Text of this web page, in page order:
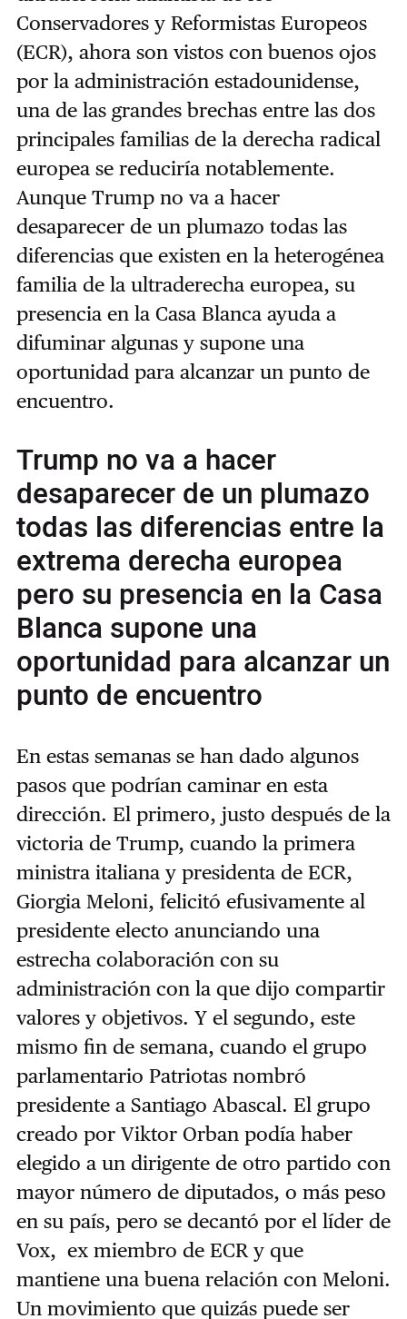
Conservadores y Reformistas Europeos
(ECR), ahora son vistos con buenos ojos
por la administración estadounidense,
una de las grandes brechas entre las dos
principales familias de la derecha radical
europea se reduciría notablemente.
Aunque Trump no va a hacer
desaparecer de un plumazo todas las
diferencias que existen en la heterogénea
familia de la ultraderecha europea, su
presencia en la Casa Blanca ayuda a
difuminar algunas y supone una
oportunidad para alcanzar un punto de
encuentro.
Trump no va a hacer
desaparecer de un plumazo
todas las diferencias entre la
extrema derecha europea
pero su presencia en la Casa
Blanca supone una
oportunidad para alcanzar un
punto de encuentro
En estas semanas se han dado algunos
pasos que podrían caminar en esta
dirección. El primero, justo después de la
victoria de Trump, cuando la primera
ministra italiana y presidenta de ECR,
Giorgia Meloni, felicitó efusivamente al
presidente electo anunciando una
estrecha colaboración con su
administración con la que dijo compartir
valores y objetivos. Y el segundo, este
mismo fin de semana, cuando el grupo
parlamentario Patriotas nombró
presidente a Santiago Abascal. El grupo
creado por Viktor Orban podía haber
elegido a un dirigente de otro partido con
mayor número de diputados, o más peso
en su país, pero se decantó por el líder de
Vox, ex miembro de ECR y que
mantiene una buena relación con Meloni.
Un movimiento que quizás puede ser